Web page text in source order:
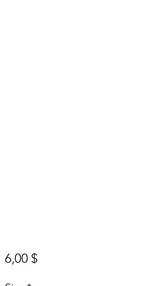
6,00 $Prix